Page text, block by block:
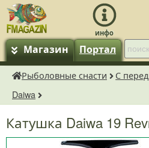
Магазин Портал
fMagazin.ru
Рыболовные снасти
С
Daiwa
Катушка Daiwa 19